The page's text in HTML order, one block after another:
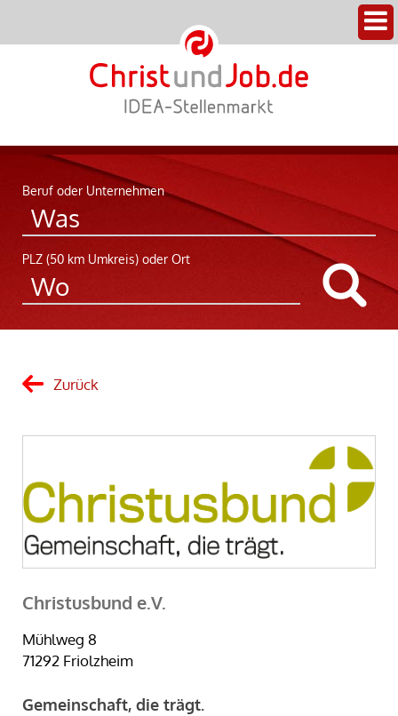
Beruf oder Unternehmen
PLZ (50 km Umkreis) oder Ort
Zurück
Christusbund e.V.
Mühlweg 8
71292 Friolzheim
Gemeinschaft, die trägt.